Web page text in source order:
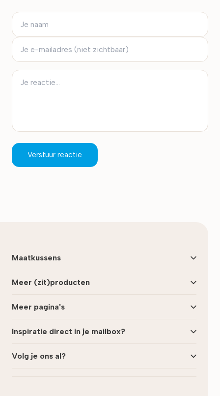
Verstuur reactie
Maatkussens
Meer (zit)producten
Meer pagina's
Inspiratie direct in je mailbox?
Volg je ons al?